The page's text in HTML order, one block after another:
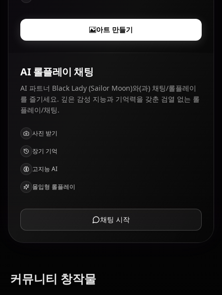
아트 만들기
AI 롤플레이 채팅
AI 파트너 Black Lady (Sailor Moon)와(과) 채팅/롤플레이
를 즐기세요. 깊은 감성 지능과 기억력을 갖춘 검열 없는 롤
플레이/채팅.
사진 받기
장기 기억
고지능 AI
몰입형 롤플레이
채팅 시작
커뮤니티 창작물